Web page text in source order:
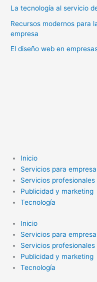
La tecnología al servicio
Recursos modernos para
empresa
El diseño web en
Inicio
Servicios para
Servicios profesionales
Publicidad y marketing
Tecnología
Inicio
Servicios para
Servicios profesionales
Publicidad y marketing
Tecnología